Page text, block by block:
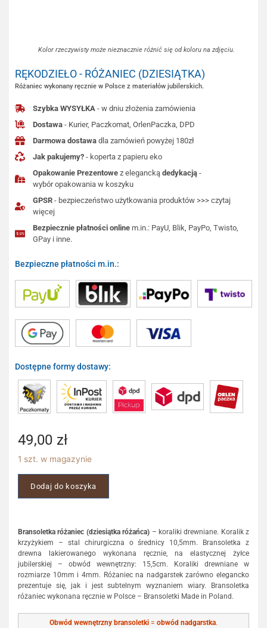
Kolor rzeczywisty może nieznacznie różnić się od koloru na zdjęciu.
RĘKODZIEŁO - RÓŻANIEC (DZIESIĄTKA)
Różaniec wykonany ręcznie w Polsce z materiałów jubilerskich.
Szybka WYSYŁKA - w dniu złożenia zamówienia
Dostawa - Kurier, Paczkomat, OrlenPaczka, DPD
Darmowa dostawa dla zamówień powyżej 180zł
Jak pakujemy? - koperta z papieru eko
Opakowanie Prezentowe z eleganckądedykacją -
wybór opakowania w koszyku
GPSR - bezpieczeństwo użytkowania produktów >>> czytaj
więcej
Bezpiecznie płatności online m.in.: PayU, Blik, PayPo, Twisto,
GPay i inne.
Bezpieczne płatności m.in.:
Dostępne formy dostawy:
49,00 zł
1 szt. w magazynie
Dodaj do koszyka
Bransoletka różaniec (dziesiątka różańca) – koraliki drewniane. Koralik z
krzyżykiem – stal chirurgiczna o średnicy 10,5mm. Bransoletka z
drewna lakierowanego wykonana ręcznie, na elastycznej żyłce
jubilerskiej – obwód wewnętrzny: 15,5cm. Koraliki drewniane w
rozmiarze 10mm i 4mm. Różaniec na nadgarstek zarówno elegancko
prezentuje się, jak i jest subtelnym wyznaniem wiary. Bransoletka
różaniec wykonana ręcznie w Polsce – Bransoletki Made in Poland.
Obwód wewnętrzny bransoletki = obwód nadgarstka.